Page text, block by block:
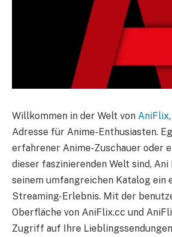
Willkommen in der Welt von AniFlix
Adresse für Anime-Enthusiasten.
erfahrener Anime-Zuschauer oder
dieser faszinierenden Welt sind,
seinem umfangreichen Katalog ein
Streaming-Erlebnis. Mit der
Oberfläche von AniFlix.cc und
Zugriff auf Ihre